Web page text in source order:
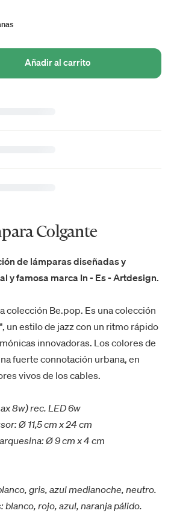
Añadir al carrito
Colgante
de lámparas diseñadas y
y famosa marca In - Es - Artdesign.
colección Be.pop. Es una colección
un estilo de jazz con un ritmo rápido
innovadoras. Los colores de
fuerte connotación urbana, en
vivos de los cables.
8w) rec. LED 6w
Ø 11,5 cm x 24 cm
Ø 9 cm x 4 cm
gris, azul medianoche, neutro.
blanco, rojo, azul, naranja pálido.